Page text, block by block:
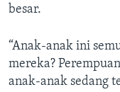
besar.
“Anak-anak ini
mereka?
anak-anak sedang